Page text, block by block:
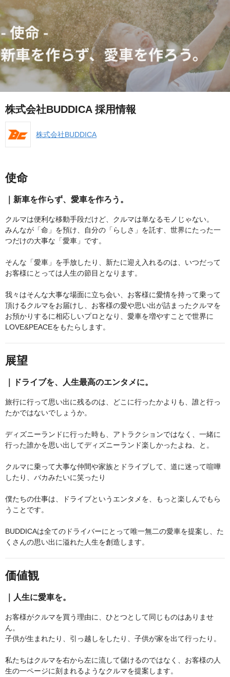
株式会社BUDDICA 採用情報
株式会社BUDDICA
使命
｜新車を作らず、愛車を作ろう。
クルマは便利な移動手段だけど、クルマは単なるモノじゃない。
みんなが「命」を預け、自分の「らしさ」を託す、世界にたった一
つだけの大事な「愛車」です。
そんな「愛車」を手放したり、新たに迎え入れるのは、いつだって
お客様にとっては人生の節目となります。
我々はそんな大事な場面に立ち会い、お客様に愛情を持って乗って
頂けるクルマをお届けし、お客様の愛や思い出が詰まったクルマを
お預かりするに相応しいプロとなり、愛車を増やすことで世界に
LOVE&PEACEをもたらします。
展望
｜ドライブを、人生最高のエンタメに。
旅行に行って思い出に残るのは、どこに行ったかよりも、誰と行っ
たかではないでしょうか。
ディズニーランドに行った時も、アトラクションではなく、一緒に
行った誰かを思い出してディズニーランド楽しかったよね、と。
クルマに乗って大事な仲間や家族とドライブして、道に迷って喧嘩
したり、バカみたいに笑ったり
僕たちの仕事は、ドライブというエンタメを、もっと楽しんでもら
うことです。
BUDDICAは全てのドライバーにとって唯一無二の愛車を提案し、た
くさんの思い出に溢れた人生を創造します。
価値観
｜人生に愛車を。
お客様がクルマを買う理由に、ひとつとして同じものはありませ
ん。
子供が生まれたり、引っ越しをしたり、子供が家を出て行ったり。
私たちはクルマを右から左に流して儲けるのではなく、お客様の人
生の一ページに刻まれるようなクルマを提案します。